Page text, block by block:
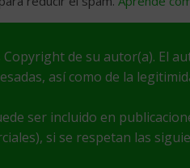
Copyright de su autor(a). El
así como de la
ser incluido en
si se respetan las